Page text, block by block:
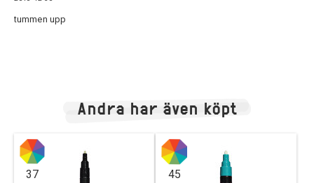
tummen upp
Andra har även köpt
37 45